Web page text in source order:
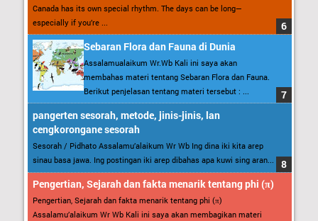
Canada has its own special rhythm. The days can be long—
especially if you’re ...
Sebaran Flora dan Fauna di Dunia
Assalamualaikum Wr.Wb Kali ini saya akan
membahas materi tentang Sebaran Flora dan Fauna.
Berikut penjelasan tentang materi tersebut : ...
pangerten sesorah, metode, jinis-jinis, lan
cengkorongane sesorah
Sesorah / Pidhato Assalamu’alaikum Wr Wb Ing dina iki kita arep
sinau basa jawa. Ing postingan iki arep dibahas apa kuwi sing aran...
Pengertian, Sejarah dan fakta menarik tentang phi (π)
Pengertian, Sejarah dan fakta menarik tentang phi (π)
Assalamu’alaikum Wr Wb Kali ini saya akan membagikan materi